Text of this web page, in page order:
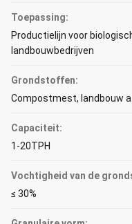
Toepassing:
Productielijn voor
landbouwbedrijven
Grondstoffen:
Compostmest, landbouw
Capaciteit:
1-20TPH
Vochtigheid van de
≤ 30%